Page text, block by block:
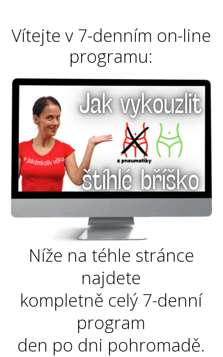
Vítejte v 7-denním on-line
programu:
Níže na téhle stránce
najdete
kompletně celý 7-denní
program
den po dni pohromadě.